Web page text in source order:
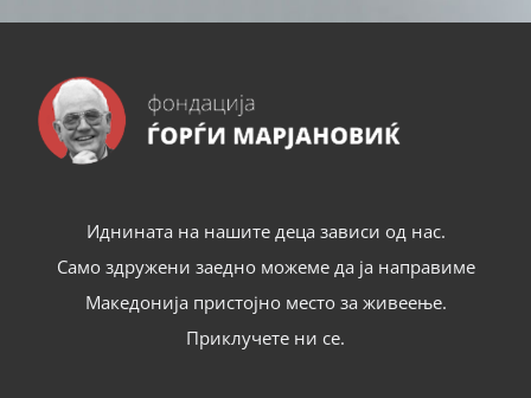
Иднината на нашите деца зависи од нас.
Само здружени заедно можеме да ја направиме
Македонија пристојно место за живеење.
Приклучете ни се.